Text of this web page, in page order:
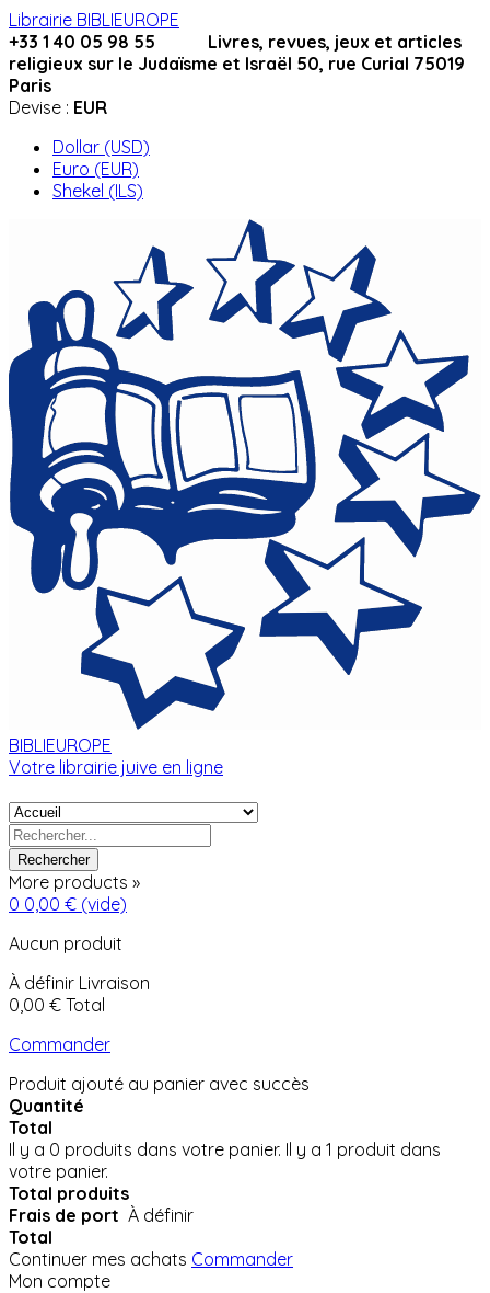
Librairie BIBLIEUROPE
+33 1 40 05 98 55 Livres, revues, jeux et articles
religieux sur le Judaïsme et Israël 50, rue Curial 75019
Paris
Devise : EUR
Dollar (USD)
Euro (EUR)
Shekel (ILS)
BIBLIEUROPE
Votre librairie juive en ligne
Rechercher
More products »
0 0,00 € (vide)
Aucun produit
À définir Livraison
0,00 € Total
Commander
Produit ajouté au panier avec succès
Quantité
Total
Il y a 0 produits dans votre panier. Il y a 1 produit dans
votre panier.
Total produits
Frais de port À définir
Total
Continuer mes achats Commander
Mon compte